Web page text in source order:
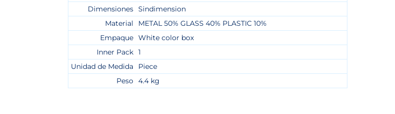
Dimensiones Sindimension
Material
METAL 50% GLASS 40% PLASTIC 10%
Empaque White color box
Inner Pack 1
Unidad de Medida
Piece
Peso 4.4 kg